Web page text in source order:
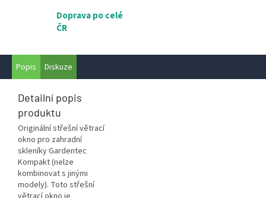
Doprava po celé
ČR
Popis Diskuze
Detailní popis
produktu
Originální střešní větrací
okno pro zahradní
skleníky Gardentec
Kompakt(nelze
kombinovat s jinými
modely). Toto střešní